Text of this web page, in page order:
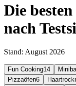
Die
nach
Stand: August 2026
Fun Cooking14
Pizzaöfen6